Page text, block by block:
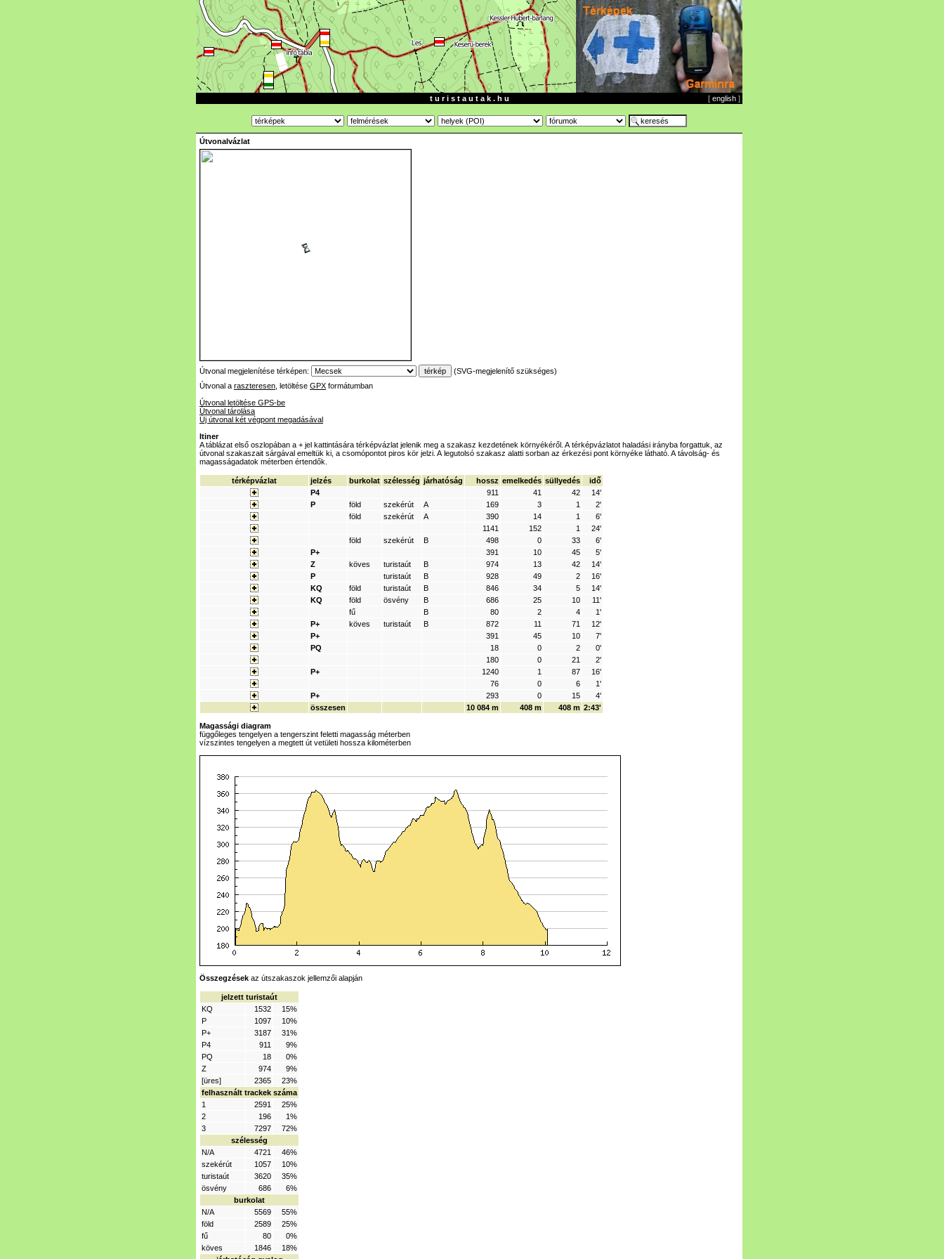
t u r i s t a u t a k . h u [ english ]
Útvonalvázlat
Útvonal megjelenítése térképen:
(SVG-megjelenítő szükséges)
Útvonal a raszteresen , letöltése GPX formátumban
Útvonal letöltése GPS-be
Útvonal tárolása
Új útvonal két végpont megadásával
Itiner
A táblázat első oszlopában a + jel kattintására térképvázlat jelenik meg a szakasz kezdetének környékéről. A térképvázlatot haladási irányba forgattuk, az
útvonal szakaszait sárgával emeltük ki, a csomópontot piros kör jelzi. A legutolsó szakasz alatti sorban az érkezési pont környéke látható. A távolság- és
magasságadatok méterben értendők.
térképvázlat jelzés burkolat szélesség járhatóság hossz emelkedés süllyedés
idő
P4
911 41 42
14'
P
föld szekérút A 169 3 1
2'
föld
szekérút A 390 14 1
6'
1141
152 1
24'
föld
szekérút B 498 0 33
6'
P+
391 10 45
5'
Z
köves turistaút B 974 13 42
14'
P
turistaút B 928 49 2
16'
KQ
föld turistaút B 846 34 5
14'
KQ
föld ösvény B 686 25 10
11'
fű
B 80 2 4
1'
P+
köves turistaút B 872 11 71
12'
P+
391 45 10
7'
PQ
18 0 2
0'
180
0 21
2'
P+
1240 1 87
16'
76
0 6
1'
P+
293 0 15
4'
összesen
10 084 m 408 m 408 m 2:43'
Magassági diagram
függőleges tengelyen a tengerszint feletti magasság méterben
vízszintes tengelyen a megtett út vetületi hossza kilométerben
Összegzések az útszakaszok jellemzői alapján
jelzett turistaút
KQ
1532
15%
P
1097
10%
P+
3187
31%
P4
911
9%
PQ
18
0%
Z
974
9%
[üres]
2365
23%
felhasznált trackek száma
1
2591
25%
2
196
1%
3
7297
72%
szélesség
N/A
4721
46%
szekérút
1057
10%
turistaút
3620
35%
ösvény
686
6%
burkolat
N/A
5569
55%
föld
2589
25%
fű
80
0%
köves
1846
18%